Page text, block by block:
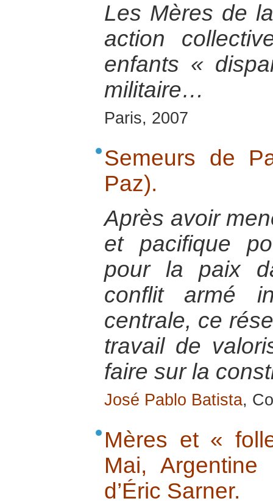
Les Mères de
action
enfants «
militaire…
Paris, 2007
Semeurs de
Paz).
Après avoir
et pacifique
pour la paix
conflit armé
centrale, ce
travail de
faire sur la
José Pablo Batista,
Mères et «
Mai, Argentine
d’Éric Sarner.